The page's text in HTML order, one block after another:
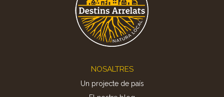
NOSALTRES
Un projecte de país